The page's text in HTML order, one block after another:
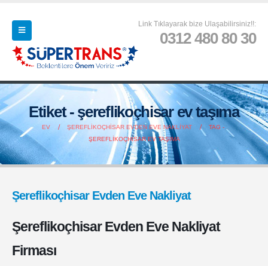
Link Tıklayarak bize Ulaşabilirsiniz!!:
0312 480 80 30
Etiket - şereflikoçhisar ev taşıma
EV ŞEREFLIKOÇHISAR EVDEN EVE NAKLIYAT
TAG -
ŞEREFLIKOÇHISAR EV TAŞIMA
Şereflikoçhisar Evden Eve Nakliyat
Şereflikoçhisar Evden Eve Nakliyat
Firması